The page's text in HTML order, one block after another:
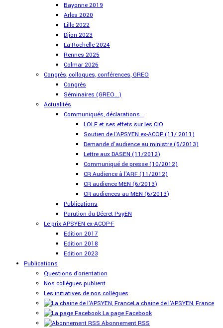
Bayonne 2019
Arles 2020
Lille 2022
Dijon 2023
La Rochelle 2024
Rennes 2025
Colmar 2026
Congrès, colloques, conférences, GREO
Congrès
Séminaires (GREO...)
Actualités
Communiqués, déclarations...
LOLF et ses effets sur les CIO
Soutien de l'APSYEN ex-ACOP (11/ 2011)
Demande d'audience au ministre (5/2013)
Lettre aux DASEN (11/2012)
Communiqué de presse (10/2012)
CR Audience à l'ARF (11/2012)
CR audience MEN (6/2013)
CR audiences au MEN (6/2013)
Publications
Parution du Décret PsyEN
Le prix APSYEN ex-ACOP-F
Edition 2017
Edition 2018
Edition 2023
Publications
Questions d'orientation
Nos collègues publient
Les initiatives de nos collègues
La chaine de l'APSYEN, France
La page Facebook
Abonnement RSS